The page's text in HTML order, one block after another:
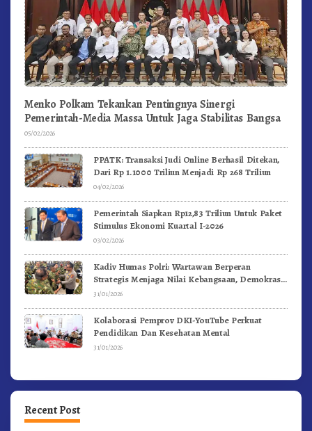
Menko Polkam Tekankan Pentingnya Sinergi
Pemerintah-Media Massa Untuk Jaga Stabilitas Bangsa
05/02/2026
PPATK: Transaksi Judi Online Berhasil Ditekan,
Dari Rp 1.1000 Triliun Menjadi Rp 268 Triliun
04/02/2026
Pemerintah Siapkan Rp12,83 Triliun Untuk Paket
Stimulus Ekonomi Kuartal I-2026
03/02/2026
Kadiv Humas Polri: Wartawan Berperan
Strategis Menjaga Nilai Kebangsaan, Demokrasi,
dan NKRI
31/01/2026
Kolaborasi Pemprov DKI-YouTube Perkuat
Pendidikan Dan Kesehatan Mental
31/01/2026
Recent Post